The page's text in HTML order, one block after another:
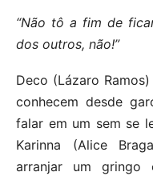
“Não tô a fim de
dos outros, não!”
Deco (Lázaro
conhecem desde
falar em um sem se
Karinna (Alice
arranjar um gringo